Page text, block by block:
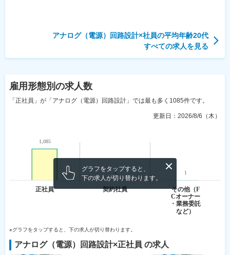
アナログ（電源）回路設計×社員の平均年齢20代
すべての求人を見る
雇用形態別の求人数
「正社員」が「アナログ（電源）回路設計」では最も多く1085件です。
更新日： 2026/8/6（木）
グラフをタップすると、
下の求人が切り替わります。
※グラフをタップすると、下の求人が切り替わります。
アナログ（電源）回路設計×正社員 の求人